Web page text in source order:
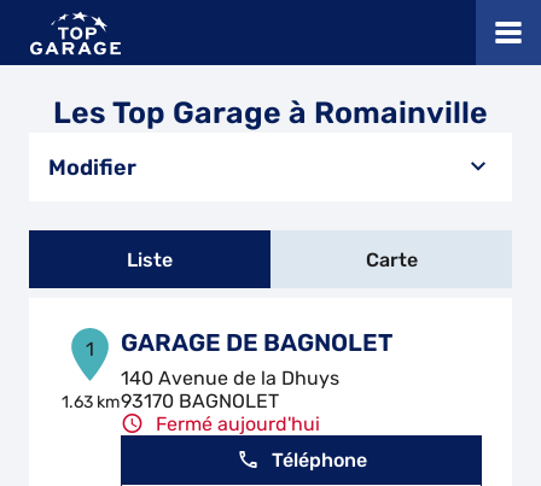
Les Top Garage à Romainville
Modifier
Liste Carte
1
1.63 km
GARAGE DE BAGNOLET
140 Avenue de la Dhuys
93170 BAGNOLET
Fermé aujourd'hui
Téléphone